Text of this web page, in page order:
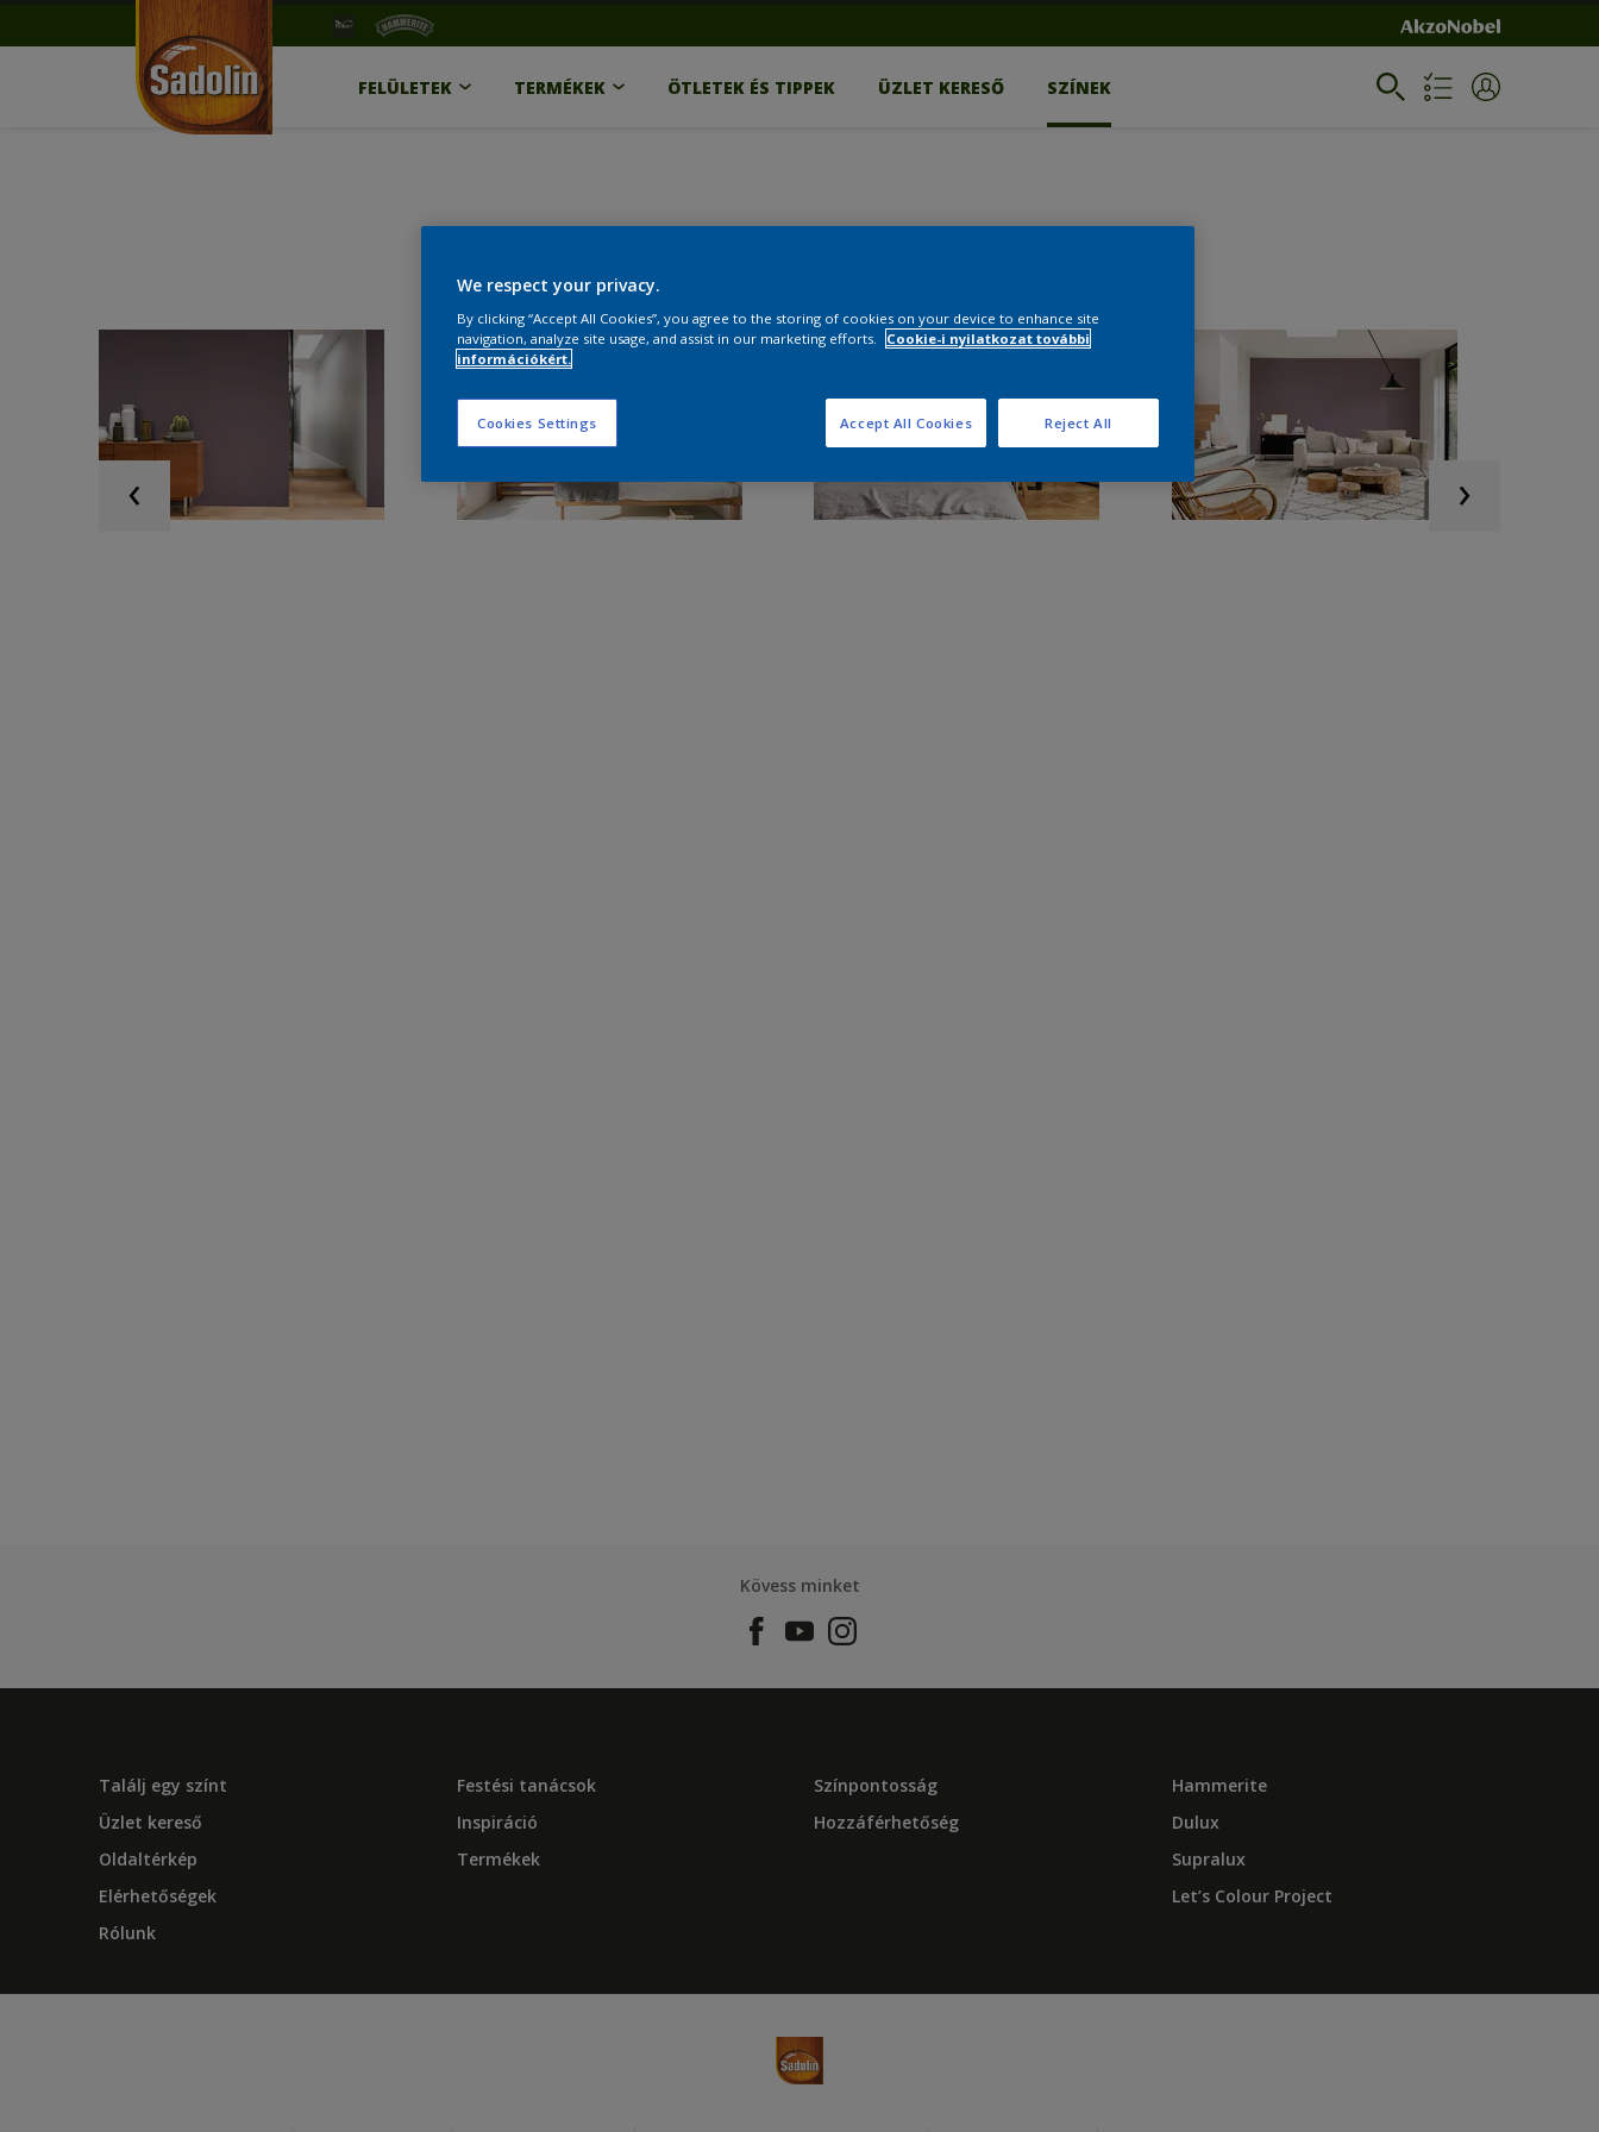
FELÜLETEK TERMÉKEK ÖTLETEK ÉS TIPPEK ÜZLET KERESŐ SZÍNEK
Kövess minket
Találj egy színt
Üzlet kereső
Oldaltérkép
Elérhetőségek
Rólunk
Festési tanácsok
Inspiráció
Termékek
Színpontosság
Hozzáférhetőség
Hammerite
Dulux
Supralux
Let’s Colour Project
We respect your privacy.
By clicking “Accept All Cookies”, you agree to the storing of cookies on your device to enhance site
navigation, analyze site usage, and assist in our marketing efforts.
Cookie-i nyilatkozat további
információkért.
Cookies Settings Reject All
Accept All Cookies